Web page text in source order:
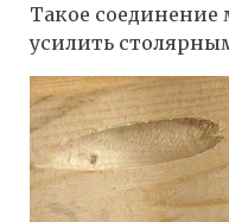
Такое
усилить